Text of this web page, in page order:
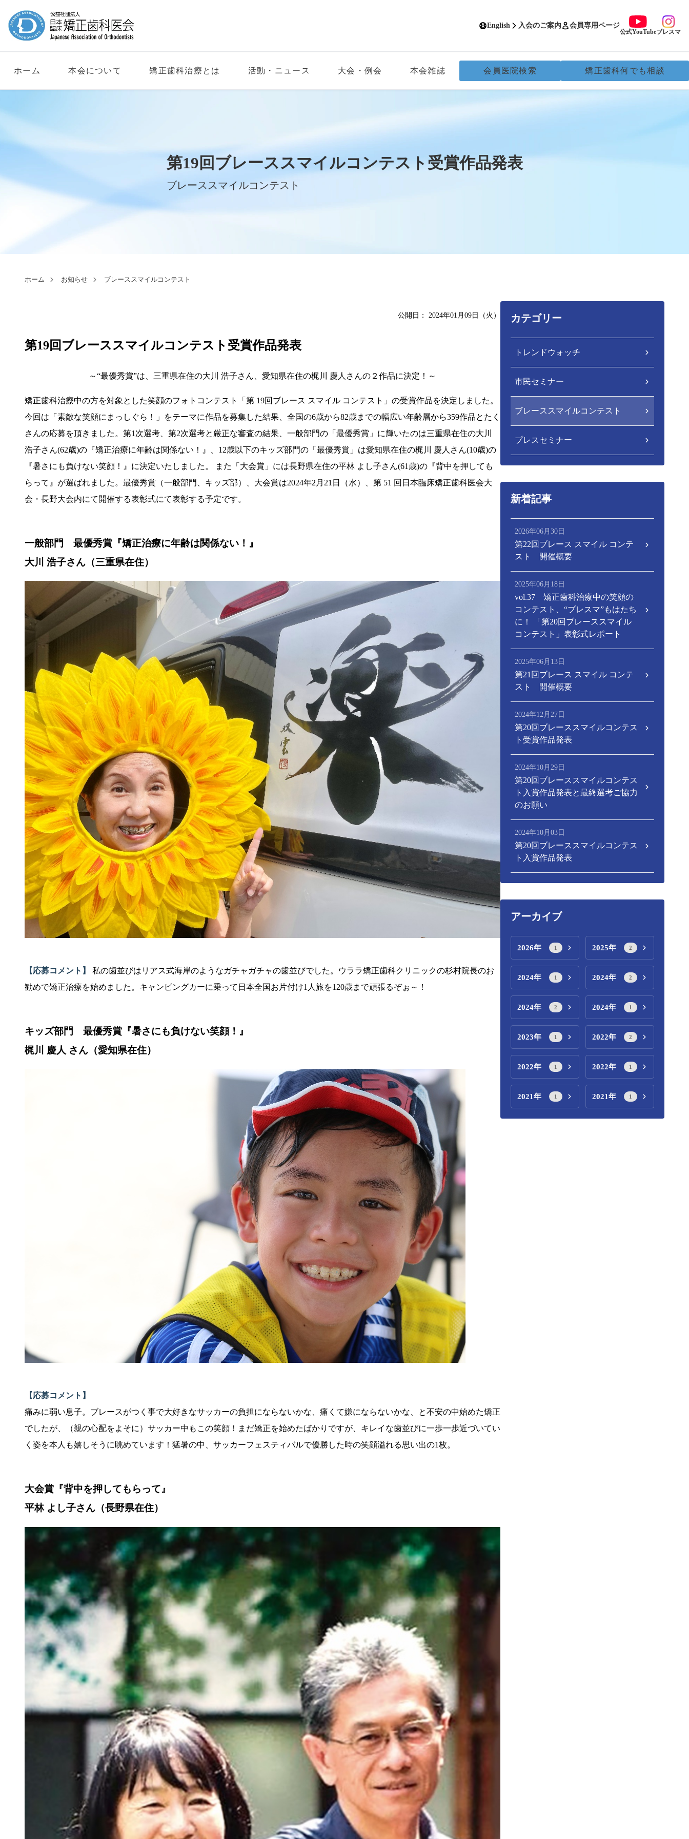
English 入会のご案内 会員専用ページ
公式YouTubeブレスマ
ホーム 本会について 矯正歯科治療とは 活動・ニュース 大会・例会 本会雑誌 会員医院検索 矯正歯科何でも相談
第19回ブレーススマイルコンテスト受賞作品発表
ブレーススマイルコンテスト
ホーム お知らせ ブレーススマイルコンテスト
公開日： 2024年01月09日（火）
第19回ブレーススマイルコンテスト受賞作品発表
～“最優秀賞”は、三重県在住の大川 浩子さん、愛知県在住の梶川 慶人さんの２作品に決定！～
矯正歯科治療中の方を対象とした笑顔のフォトコンテスト「第 19回ブレース スマイル コンテスト」の受賞作品を決定しました。
今回は「素敵な笑顔にまっしぐら！」をテーマに作品を募集した結果、全国の6歳から82歳までの幅広い年齢層から359作品とたく
さんの応募を頂きました。第1次選考、第2次選考と厳正な審査の結果、一般部門の「最優秀賞」に輝いたのは三重県在住の大川
浩子さん(62歳)の『矯正治療に年齢は関係ない！』、12歳以下のキッズ部門の「最優秀賞」は愛知県在住の梶川 慶人さん(10歳)の
『暑さにも負けない笑顔！』に決定いたしました。 また「大会賞」には長野県在住の平林 よし子さん(61歳)の『背中を押しても
らって』が選ばれました。 最優秀賞（一般部門、キッズ部）、大会賞は2024年2月21日（水）、第 51 回日本臨床矯正歯科医会大
会・長野大会内にて開催する表彰式にて表彰する予定です。
一般部門 最優秀賞『矯正治療に年齢は関係ない！』
大川 浩子さん（三重県在住）
【応募コメント】
私の歯並びはリアス式海岸のようなガチャガチャの歯並びでした。ウララ矯正歯科クリニックの杉村院長のお
勧めで矯正治療を始めました。キャンピングカーに乗って日本全国お片付け1人旅を120歳まで頑張るぞぉ～！
キッズ部門 最優秀賞『暑さにも負けない笑顔！』
梶川 慶人 さん（愛知県在住）
【応募コメント】
痛みに弱い息子。ブレースがつく事で大好きなサッカーの負担にならないかな、痛くて嫌にならないかな、と不安の中始めた矯正
でしたが、（親の心配をよそに）サッカー中もこの笑顔！まだ矯正を始めたばかりですが、キレイな歯並びに一歩一歩近づいてい
く姿を本人も嬉しそうに眺めています！猛暑の中、サッカーフェスティバルで優勝した時の笑顔溢れる思い出の1枚。
大会賞『背中を押してもらって』
平林 よし子さん（長野県在住）
カテゴリー
トレンドウォッチ
市民セミナー
ブレーススマイルコンテスト
プレスセミナー
新着記事
2026年06月30日
第22回ブレース スマイル コンテ
スト 開催概要
2025年06月18日
vol.37 矯正歯科治療中の笑顔の
コンテスト、“ブレスマ”もはたち
に！ 「第20回ブレーススマイル
コンテスト」表彰式レポート
2025年06月13日
第21回ブレース スマイル コンテ
スト 開催概要
2024年12月27日
第20回ブレーススマイルコンテス
ト受賞作品発表
2024年10月29日
第20回ブレーススマイルコンテス
ト入賞作品発表と最終選考ご協力
のお願い
2024年10月03日
第20回ブレーススマイルコンテス
ト入賞作品発表
アーカイブ
2026年 1 2025年 2
2024年 1 2024年 2
2024年 2 2024年 1
2023年 1 2022年 2
2022年 1 2022年 1
2021年 1 2021年 1